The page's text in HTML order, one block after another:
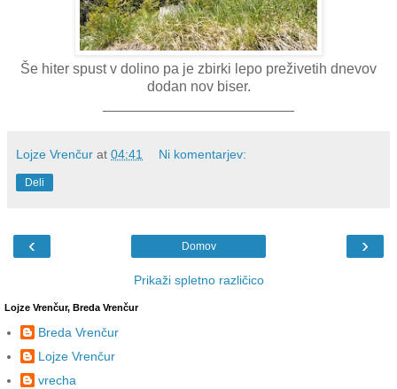
Še hiter spust v dolino pa je zbirki lepo preživetih dnevov
dodan nov biser.
Lojze Vrenčur at 04:41 Ni komentarjev:
Deli
‹ ›
Domov
Prikaži spletno različico
Lojze Vrenčur, Breda Vrenčur
Breda Vrenčur
Lojze Vrenčur
vrecha